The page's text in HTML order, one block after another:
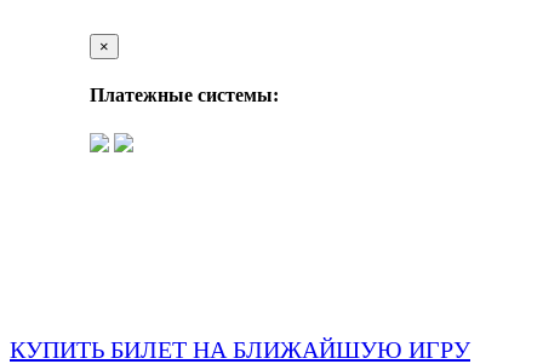
×
Платежные системы:
КУПИТЬ БИЛЕТ НА БЛИЖАЙШУЮ ИГРУ